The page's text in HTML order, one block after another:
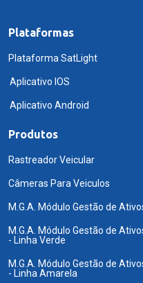
Plataformas
Plataforma SatLight
Aplicativo IOS
Aplicativo Android
Produtos
Rastreador Veicular
Câmeras Para Veiculos
M.G.A. Módulo Gestão de
M.G.A. Módulo Gestão de
- Linha Verde
M.G.A. Módulo Gestão de
- Linha Amarela